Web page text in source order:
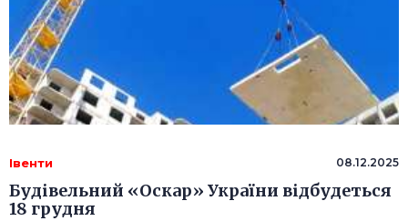
Івенти 08.12.2025
Будівельний «Оскар» України відбудеться
18 грудня